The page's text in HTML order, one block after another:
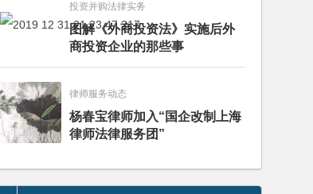
投资并购法律实务
图解《外商投资法》实施后外
商投资企业的那些事
律师服务动态
杨春宝律师加入“国企改制上海
律师法律服务团”